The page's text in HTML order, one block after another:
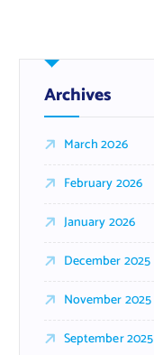
Archives
March 2026
February 2026
January 2026
December 2025
November 2025
September 2025